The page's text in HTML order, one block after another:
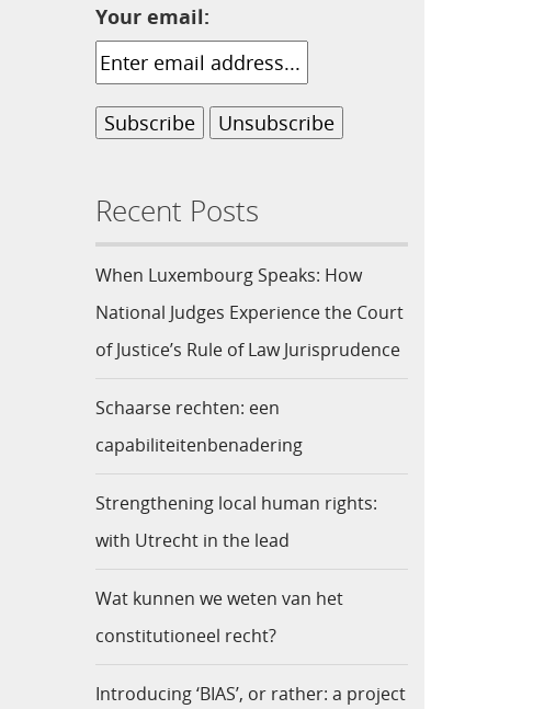
Your email:
Recent Posts
When Luxembourg Speaks: How
National Judges Experience the Court
of Justice’s Rule of Law Jurisprudence
Schaarse rechten: een
capabiliteitenbenadering
Strengthening local human rights:
with Utrecht in the lead
Wat kunnen we weten van het
constitutioneel recht?
Introducing ‘BIAS’, or rather: a project